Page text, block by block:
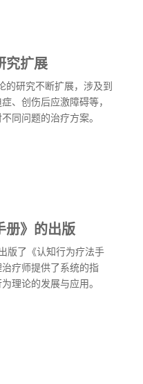
究扩展
的研究不断扩展，涉及到
、创伤后应激障碍等，
同问题的治疗方案。
册》的出版
版了《认知行为疗法手
疗师提供了系统的指
理论的发展与应用。